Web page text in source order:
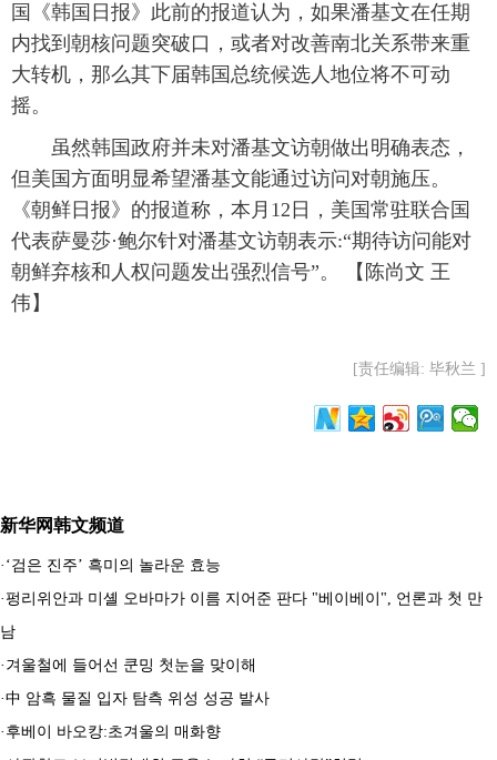
国《韩国日报》此前的报道认为，如果潘基文在任期
内找到朝核问题突破口，或者对改善南北关系带来重
大转机，那么其下届韩国总统候选人地位将不可动
摇。
虽然韩国政府并未对潘基文访朝做出明确表态，
但美国方面明显希望潘基文能通过访问对朝施压。
《朝鲜日报》的报道称，本月12日，美国常驻联合国
代表萨曼莎·鲍尔针对潘基文访朝表示:“期待访问能对
朝鲜弃核和人权问题发出强烈信号”。 【陈尚文 王
伟】
[责任编辑: 毕秋兰 ]
新华网韩文频道
· ‘검은 진주’ 흑미의 놀라운 효능
· 펑리위안과 미셸 오바마가 이름 지어준 판다 "베이베이", 언론과 첫 만
남
· 겨울철에 들어선 쿤밍 첫눈을 맞이해
·中 암흑 물질 입자 탐측 위성 성공 발사
· 후베이 바오캉:초겨울의 매화향